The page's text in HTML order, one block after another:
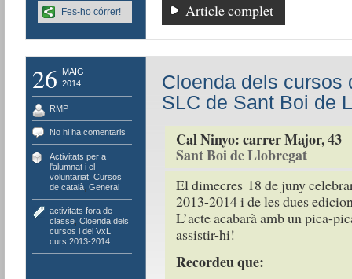
Article complet
Fes-ho córrer!
26
MAIG
2014
RMP
No hi ha comentaris
Activitats per a
l'alumnat i el
voluntariat, Cursos
de català, General
activitats fora de
classe, Cloenda dels
cursos i del VxL
curs 2013-2014
Cloenda dels cursos
SLC de Sant Boi de
Cal Ninyo: carrer Major, 43
Sant Boi de Llobregat
El dimecres 18 de juny
2013-2014 i de les dues
L’acte acabarà amb un pica-
assistir-hi!
Recordeu que: